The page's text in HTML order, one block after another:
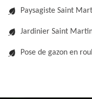
Paysagiste Saint
Jardinier Saint
Pose de gazon en